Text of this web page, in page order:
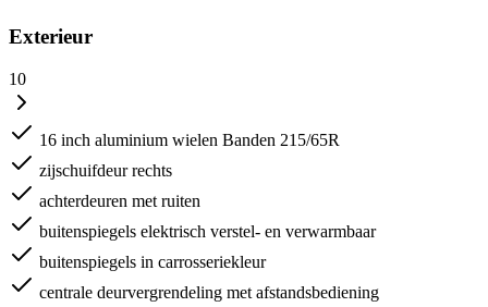
Exterieur
10
16 inch aluminium wielen Banden 215/65R
zijschuifdeur rechts
achterdeuren met ruiten
buitenspiegels elektrisch verstel- en verwarmbaar
buitenspiegels in carrosseriekleur
centrale deurvergrendeling met afstandsbediening